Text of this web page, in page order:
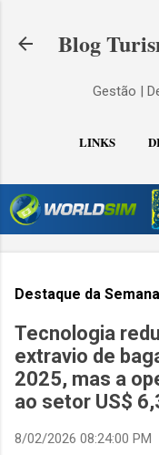
Blog
Gestão |
LINKS
Destaque da Semana
Tecnologia
extravio de
2025, mas a
ao setor US$
8/02/2026 08:24:00 PM